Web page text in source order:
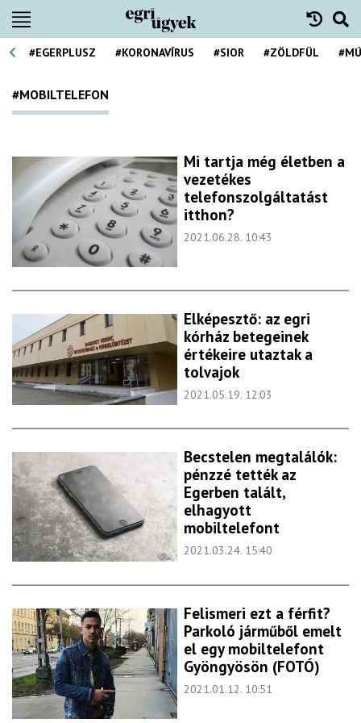
#EGERPLUSZ #KORONAVÍRUS #SIOR #ZÖLDFÜL
#MOBILTELEFON
Mi tartja még életben a
vezetékes
telefonszolgáltatást
itthon?
2021.06.28. 10:43
Elképesztő: az egri
kórház betegeinek
értékeire utaztak a
tolvajok
2021.05.19. 12:03
Becstelen megtalálók:
pénzzé tették az
Egerben talált,
elhagyott
mobiltelefont
2021.03.24. 15:40
Felismeri ezt a férfit?
Parkoló járműből emelt
el egy mobiltelefont
Gyöngyösön (FOTÓ)
2021.01.12. 10:51